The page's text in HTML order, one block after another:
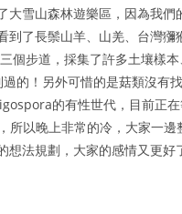
大雪山森林遊樂區，因為我
了長鬃山羊、山羌、台灣
個步道，採集了許多土壤樣
的！另外可惜的是菇類沒
的有性世代，目前正
以晚上非常的冷，大家一
法規劃，大家的感情又更好